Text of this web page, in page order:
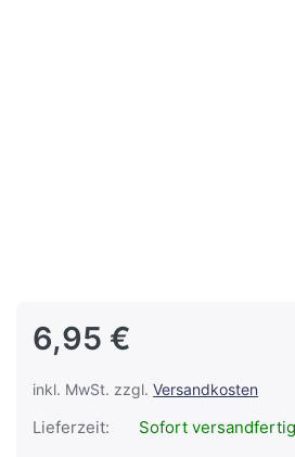
6,95 €
inkl. MwSt. zzgl. Versandkosten
Lieferzeit: Sofort versandfertig,